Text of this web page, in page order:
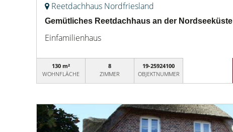
Reetdachhaus Nordfriesland
Gemütliches Reetdachhaus an der Nordseeküste
Einfamilienhaus
130 m²
WOHNFLÄCHE
8
ZIMMER
19-25924100
OBJEKTNUMMER